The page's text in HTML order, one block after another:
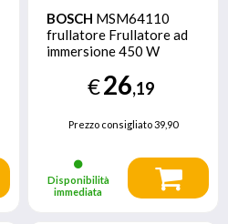
BOSCH MSM64110
frullatore Frullatore ad
immersione 450 W
€26,19
Prezzo consigliato39,90
Disponibilità
immediata